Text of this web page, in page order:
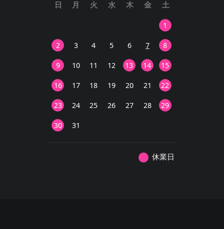
日 月 火 水 木 金 土
1
2
3 4 5 6 7
8
9
10 11 12 13 14
15
16
17 18 19 20 21
22
23
24 25 26 27 28
29
30
31
休業日